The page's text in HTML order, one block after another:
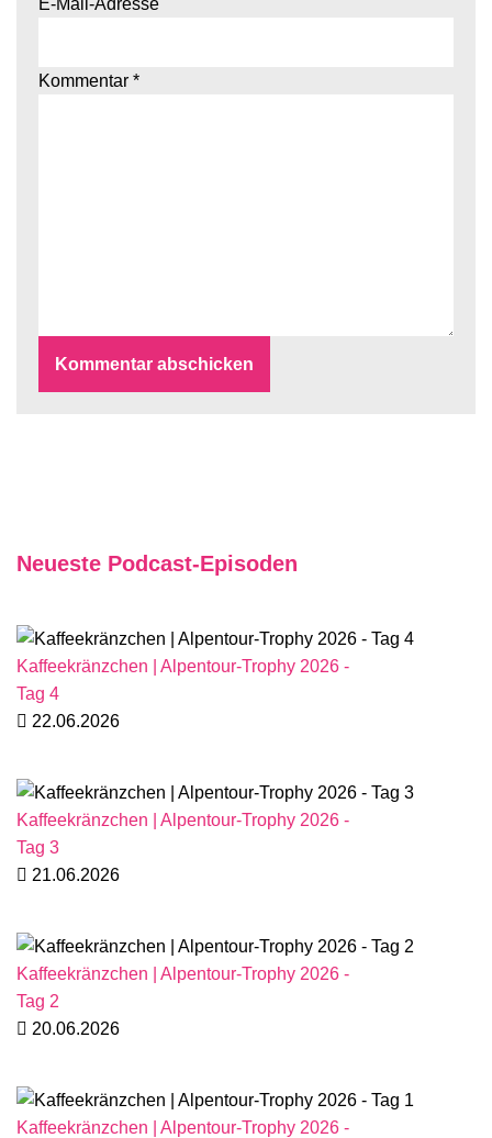
E-Mail-Adresse
Kommentar *
Neueste Podcast-Episoden
Kaffeekränzchen | Alpentour-Trophy 2026 -
Tag 4
22.06.2026
Kaffeekränzchen | Alpentour-Trophy 2026 -
Tag 3
21.06.2026
Kaffeekränzchen | Alpentour-Trophy 2026 -
Tag 2
20.06.2026
Kaffeekränzchen | Alpentour-Trophy 2026 -